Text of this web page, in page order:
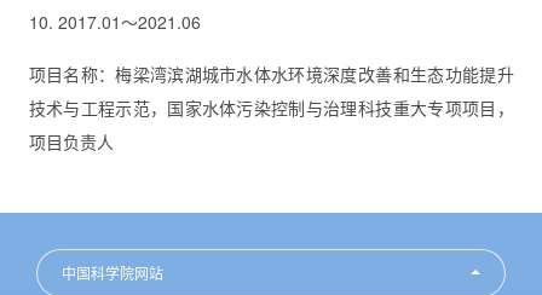
10. 2017.01～2021.06
项目名称：梅梁湾滨湖城市水体水环境深度改善和生态功能提升
技术与工程示范，国家水体污染控制与治理科技重大专项项目，
项目负责人
中国科学院网站